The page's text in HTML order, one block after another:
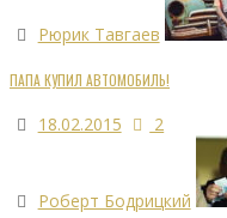
Рюрик Тавгаев
ПАПА КУПИЛ АВТОМОБИЛЬ!
18.02.2015 2
Роберт Бодрицкий